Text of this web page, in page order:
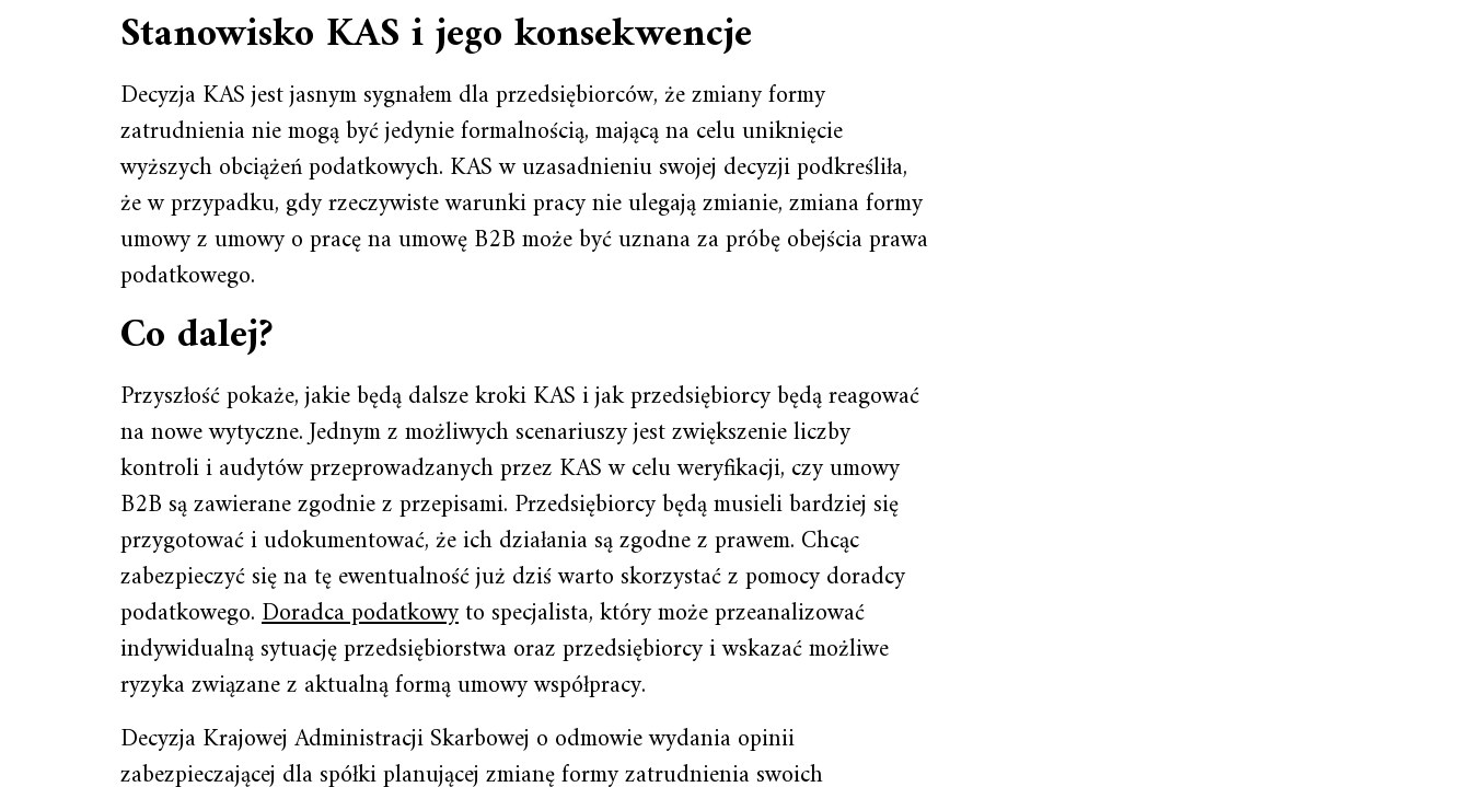
Stanowisko KAS i jego konsekwencje
Decyzja KAS jest jasnym sygnałem dla przedsiębiorców, że zmiany formy
zatrudnienia nie mogą być jedynie formalnością, mającą na celu uniknięcie
wyższych obciążeń podatkowych. KAS w uzasadnieniu swojej decyzji podkreśliła,
że w przypadku, gdy rzeczywiste warunki pracy nie ulegają zmianie, zmiana formy
umowy z umowy o pracę na umowę B2B może być uznana za próbę obejścia prawa
podatkowego.
Co dalej?
Przyszłość pokaże, jakie będą dalsze kroki KAS i jak przedsiębiorcy będą reagować
na nowe wytyczne. Jednym z możliwych scenariuszy jest zwiększenie liczby
kontroli i audytów przeprowadzanych przez KAS w celu weryfikacji, czy umowy
B2B są zawierane zgodnie z przepisami. Przedsiębiorcy będą musieli bardziej się
przygotować i udokumentować, że ich działania są zgodne z prawem. Chcąc
zabezpieczyć się na tę ewentualność już dziś warto skorzystać z pomocy doradcy
podatkowego.Doradca podatkowyto specjalista, który może przeanalizować
indywidualną sytuację przedsiębiorstwa oraz przedsiębiorcy i wskazać możliwe
ryzyka związane z aktualną formą umowy współpracy.
Decyzja Krajowej Administracji Skarbowej o odmowie wydania opinii
zabezpieczającej dla spółki planującej zmianę formy zatrudnienia swoich